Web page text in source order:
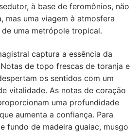
à base de feromônios, não
mas uma viagem à atmosfera
uma metrópole tropical.
captura a essência da
de topo frescas de toranja e
os sentidos com um
vitalidade. As notas de coração
uma profundidade
aumenta a confiança. Para
fundo de madeira guaiac, musgo